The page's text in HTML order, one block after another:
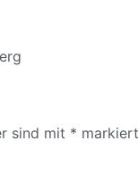
sind mit * markiert